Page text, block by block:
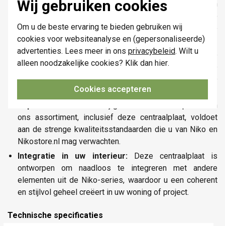
Wij gebruiken cookies
Om u de beste ervaring te bieden gebruiken wij
cookies voor websiteanalyse en (gepersonaliseerde)
advertenties. Lees meer in ons privacybeleid. Wilt u
alleen noodzakelijke cookies? Klik dan hier.
Cookies accepteren
Exclusief assortiment:Bij Nikostore.nl vindt u een
zorgvuldig geselecteerd aanbod van Niko
schakelmateriaal, waaronder deze centraalplaat, die
voldoen aan de hoogste eisen van design en kwaliteit.
Deskundig advies:Ons team staat klaar om u te
voorzien van professioneel advies, zodat u de perfecte
keuze maakt die aansluit bij uw project en esthetische
Wij garanderen dat elk product in
ons assortiment, inclusief deze centraalplaat, voldoet
aan de strenge kwaliteitsstandaarden die u van Niko en
Nikostore.nl mag verwachten.
Integratie in uw interieur:Deze centraalplaat is
ontworpen om naadloos te integreren met andere
elementen uit de Niko-series, waardoor u een coherent
en stijlvol geheel creëert in uw woning of project.
Technische specificaties